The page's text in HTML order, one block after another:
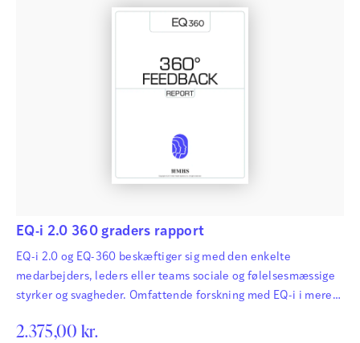
EQ-i 2.0 360 graders rapport
EQ-i 2.0 og EQ-360 beskæftiger sig med den enkelte
medarbejders, leders eller teams sociale og følelsesmæssige
styrker og svagheder. Omfattende forskning med EQ-i i mere
kompetencer har stor betydning for mange både hårde og
2.375,00 kr.